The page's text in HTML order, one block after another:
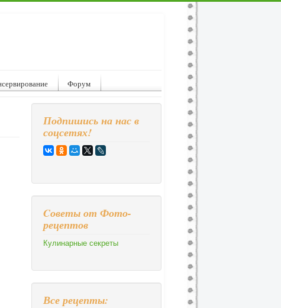
Форум
Подпишись на нас в
соцсетях!
Cоветы от Фото-
рецептов
Кулинарные секреты
Все рецепты: